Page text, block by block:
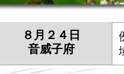
８月２４日
音威子府